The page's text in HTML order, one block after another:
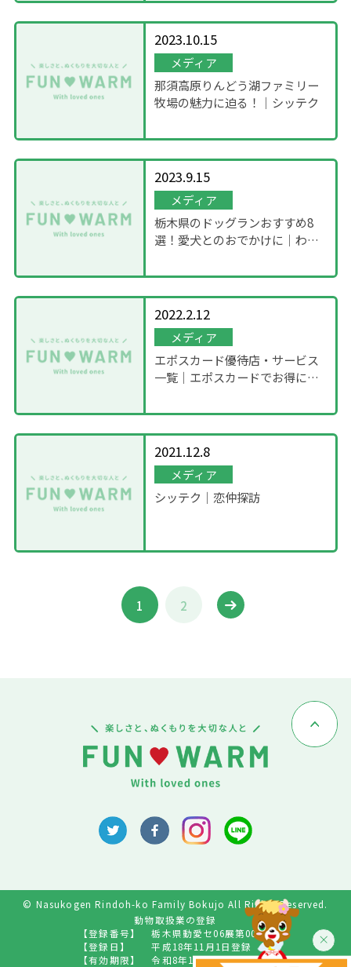
2023.10.15
メディア
那須高原りんどう湖ファミリー
牧場の魅力に迫る！｜シッテク
2023.9.15
メディア
栃木県のドッグランおすすめ8
選！愛犬とのおでかけに｜わん
2022.2.12
メディア
エポスカード優待店・サービス
一覧｜エポスカードでお得に暮
2021.12.8
メディア
シッテク｜恋仲探訪
1 2
© Nasukogen Rindoh-ko Family Bokujo All Rights Reserved.
動物取扱業の登録
【登録番号】
栃木県動愛セ06展第009号
【登録日】
平成18年11月1日登録
【有効期限】
令和8年10月31日